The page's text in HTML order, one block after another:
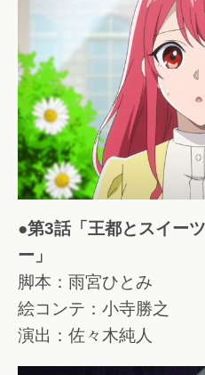
●第3話「王都とスイー
ー」
脚本：雨宮ひとみ
絵コンテ：小寺勝之
演出：佐々木純人